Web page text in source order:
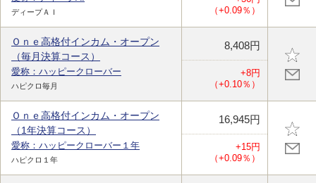
ディープＡＩ
（+0.09％）
Ｏｎｅ高格付インカム・オープン
（毎月決算コース）
愛称：ハッピークローバー
ハピクロ毎月
8,408円
+8円
（+0.10％）
Ｏｎｅ高格付インカム・オープン
（1年決算コース）
愛称：ハッピークローバー１年
ハピクロ１年
16,945円
+15円
（+0.09％）